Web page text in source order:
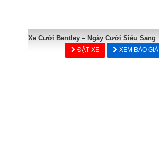
Xe Cưới Bentley – Ngày Cưới Siêu Sang
ĐẶT XE XEM BÁO GIÁ